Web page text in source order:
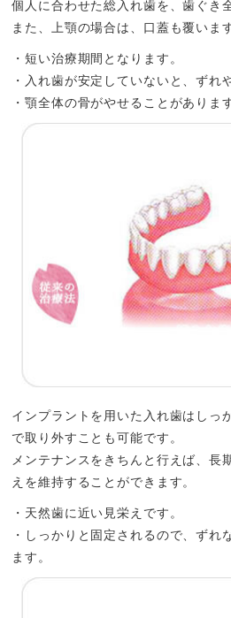
個人に合わせた総入れ歯を、歯ぐき
また、上顎の場合は、口蓋も覆います
・短い治療期間となります。
・入れ歯が安定していないと、ずれ
・顎全体の骨がやせることがありま
インプラントを用いた入れ歯はしっ
で取り外すことも可能です。
メンテナンスをきちんと行えば、長
えを維持することができます。
・天然歯に近い見栄えです。
・しっかりと固定されるので、ずれ
ます。